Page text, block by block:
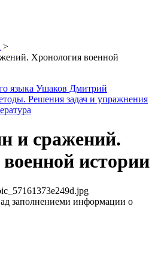
>
Хронология военной
языка Ушаков Дмитрий
Решения задач и упражнения
и сражений.
истории
заполнениеми информации о